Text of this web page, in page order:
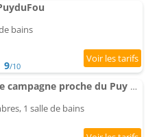
bains
9/10
La Gilleraie gîte de campagne proche du Puy duFou
1 salle de bains